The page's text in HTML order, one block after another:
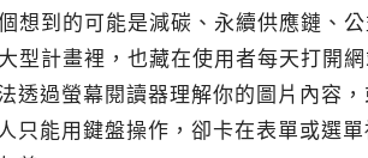
想到的可能是減碳、永續供應鏈、
型計畫裡，也藏在使用者每天打開
透過螢幕閱讀器理解你的圖片內容
只能用鍵盤操作，卻卡在表單或選